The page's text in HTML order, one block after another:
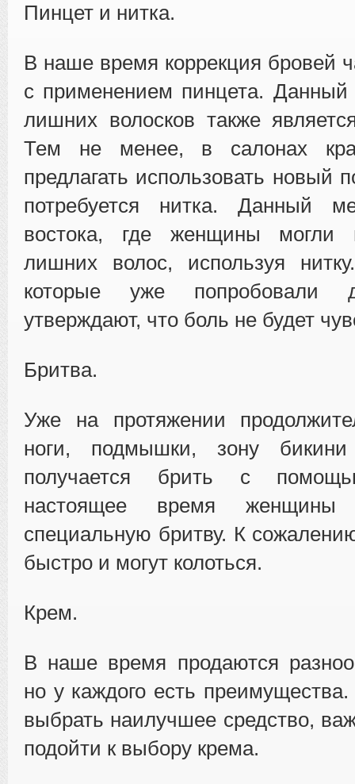
Пинцет и нитка.
В наше время коррекция бровей
с применением пинцета. Данный
лишних волосков также
Тем не менее, в салонах
предлагать использовать новый
потребуется нитка. Данный
востока, где женщины могли
лишних волос, используя
которые уже попробовали
утверждают, что боль не будет
Бритва.
Уже на протяжении
ноги, подмышки, зону
получается брить с
настоящее время женщины
специальную бритву. К
быстро и могут колоться.
Крем.
В наше время продаются
но у каждого есть
выбрать наилучшее средство,
подойти к выбору крема.